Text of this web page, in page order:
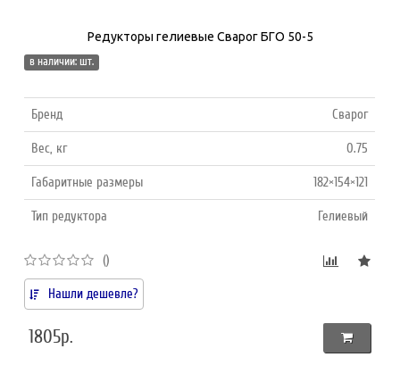
Редукторы гелиевые Сварог БГО 50-5
в наличии: шт.
Бренд Сварог
Вес, кг 0.75
Габаритные размеры 182×154×121
Тип редуктора Гелиевый
()
Нашли дешевле?
1805р.